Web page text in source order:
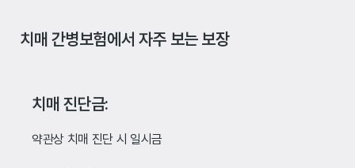
치매 간병보험에서 자주 보는 보장
치매 진단금:
약관상 치매 진단 시 일시금